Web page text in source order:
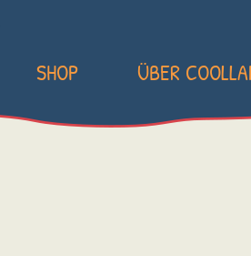
SHOP ÜBER